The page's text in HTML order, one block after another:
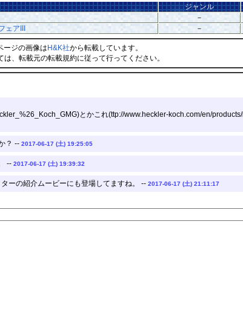
ジャンル
－
ェアIII
－
ージの画像はH&K社から転載しています。
は、転載元の転載規約に従って行ってください。
とかこれ(ttp://www.heckler-koch.com/en/
？ -- 2017-06-17 (土) 19:25:05
-- 2017-06-17 (土) 19:39:32
ーの紹介ムービーにも登場してますね。 -- 2017-06-17 (土) 21:11:17